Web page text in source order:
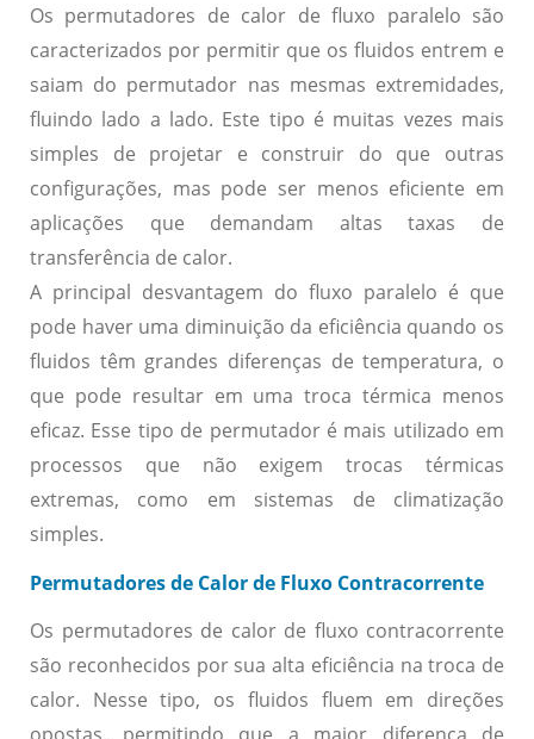
Os permutadores de calor de fluxo paralelo são
caracterizados por permitir que os fluidos entrem e
saiam do permutador nas mesmas extremidades,
fluindo lado a lado. Este tipo é muitas vezes mais
simples de projetar e construir do que outras
configurações, mas pode ser menos eficiente em
aplicações que demandam altas taxas de
transferência de calor.
A principal desvantagem do fluxo paralelo é que
pode haver uma diminuição da eficiência quando os
fluidos têm grandes diferenças de temperatura, o
que pode resultar em uma troca térmica menos
eficaz. Esse tipo de permutador é mais utilizado em
processos que não exigem trocas térmicas
extremas, como em sistemas de climatização
simples.
Permutadores de Calor de Fluxo Contracorrente
Os permutadores de calor de fluxo contracorrente
são reconhecidos por sua alta eficiência na troca de
calor. Nesse tipo, os fluidos fluem em direções